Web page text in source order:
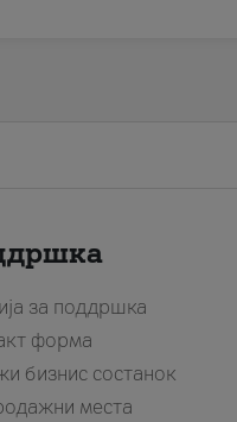
за поддршка
форма
бизнис состанок
места